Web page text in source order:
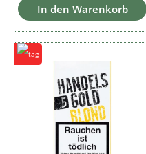
In den Warenkorb